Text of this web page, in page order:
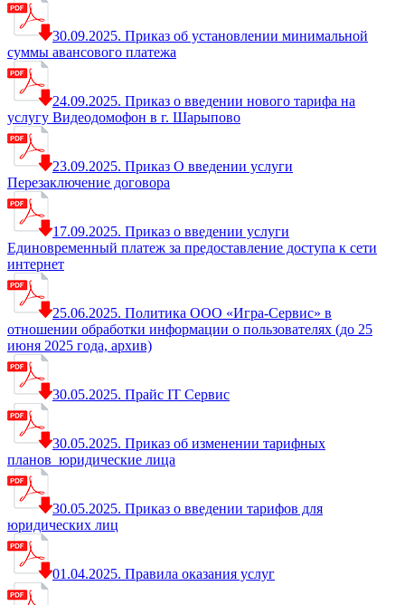
30.09.2025. Приказ об установлении минимальной
суммы авансового платежа
24.09.2025. Приказ о введении нового тарифа на
услугу Видеодомофон в г. Шарыпово
23.09.2025. Приказ О введении услуги
Перезаключение договора
17.09.2025. Приказ о введении услуги
Единовременный платеж за предоставление доступа к сети
интернет
25.06.2025. Политика ООО «Игра-Сервис» в
отношении обработки информации о пользователях (до 25
июня 2025 года, архив)
30.05.2025. Прайс IT Сервис
30.05.2025. Приказ об изменении тарифных
планов_юридические лица
30.05.2025. Приказ о введении тарифов для
юридических лиц
01.04.2025. Правила оказания услуг